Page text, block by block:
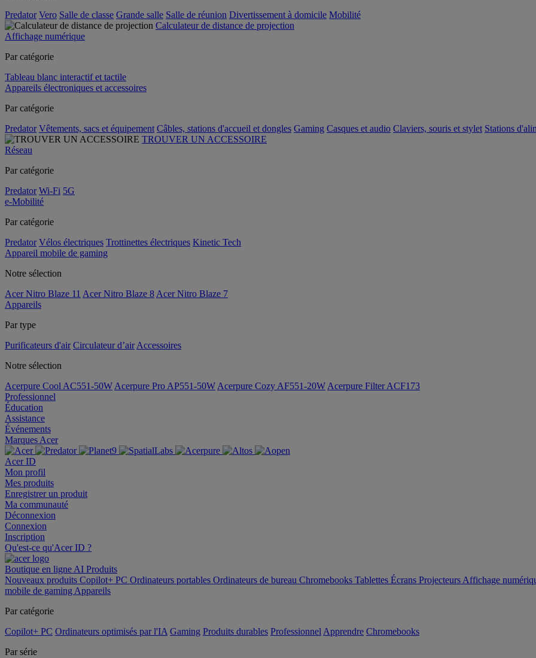
Predator Vero Salle de classe Grande salle Salle de réunion Divertissement à domicile Mobilité
Calculateur de distance de projection
Affichage numérique
Par catégorie
Tableau blanc interactif et tactile
Appareils électroniques et accessoires
Par catégorie
Predator Vêtements, sacs et équipement Câbles, stations d'accueil et dongles Gaming Casques et audio Claviers, souris et stylet Stations
TROUVER UN ACCESSOIRE
Réseau
Par catégorie
Predator Wi-Fi 5G
e-Mobilité
Par catégorie
Predator Vélos électriques Trottinettes électriques Kinetic Tech
Appareil mobile de gaming
Notre sélection
Acer Nitro Blaze 11 Acer Nitro Blaze 8 Acer Nitro Blaze 7
Appareils
Par type
Purificateurs d'air Circulateur d’air Accessoires
Notre sélection
Acerpure Cool AC551-50W Acerpure Pro AP551-50W Acerpure Cozy AF551-20W Acerpure Filter ACF173
Professionnel
Éducation
Assistance
Événements
Marques Acer
Acer ID
Mon profil
Mes produits
Enregistrer un produit
Ma communauté
Déconnexion
Connexion
Inscription
Qu'est-ce qu'Acer ID ?
Boutique en ligne AI Produits
Nouveaux produits Copilot+ PC Ordinateurs portables Ordinateurs de bureau Chromebooks Tablettes Écrans Projecteurs Affichage
mobile de gaming Appareils
Par catégorie
Copilot+ PC Ordinateurs optimisés par l'IA Gaming Produits durables Professionnel Apprendre Chromebooks
Par série